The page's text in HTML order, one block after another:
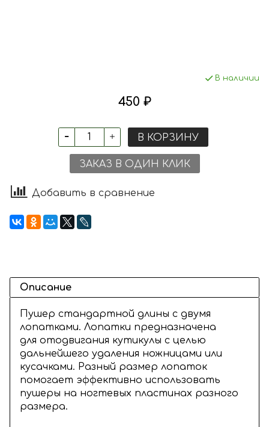
В наличии
450 ₽
В КОРЗИНУ
ЗАКАЗ В ОДИН КЛИК
Добавить в сравнение
Описание
Пушер стандартной длины с двумя
лопатками. Лопатки предназначена
для отодвигания кутикулы с целью
дальнейшего удаления ножницами или
кусачками. Разный размер лопаток
помогает эффективно использовать
пушеры на ногтевых пластинах разного
размера.